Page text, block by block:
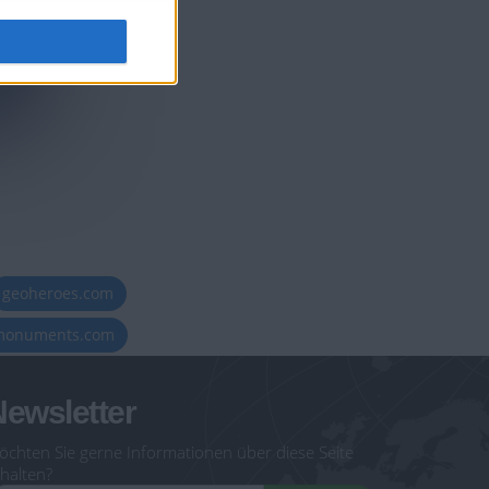
(LE
geoheroes.com
Sie gerne Informationen über diese Seite